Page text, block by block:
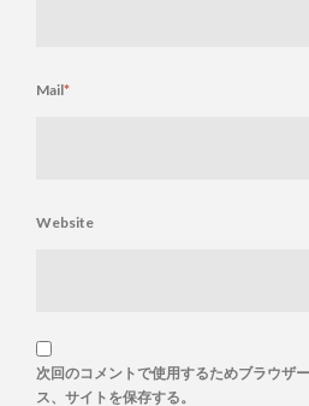
Mail*
Website
次回のコメントで使用するためブラウザ
ス、サイトを保存する。